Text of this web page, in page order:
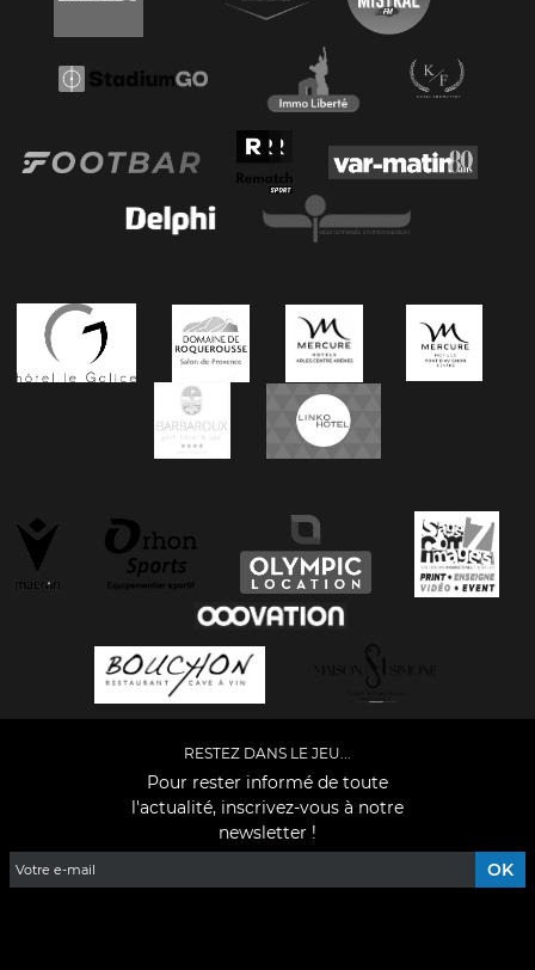
RESTEZ DANS LE JEU...
Pour rester informé de toute
l'actualité, inscrivez-vous à notre
newsletter !